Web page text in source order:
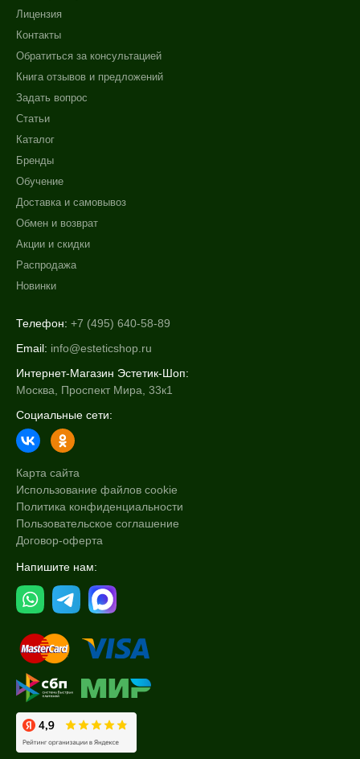
Лицензия
Контакты
Обратиться за консультацией
Книга отзывов и предложений
Задать вопрос
Статьи
Каталог
Бренды
Обучение
Доставка и самовывоз
Обмен и возврат
Акции и скидки
Распродажа
Новинки
Телефон: +7 (495) 640-58-89
Email: info@esteticshop.ru
Интернет-Магазин Эстетик-Шоп:
Москва, Проспект Мира, 33к1
Социальные сети:
Карта сайта
Использование файлов cookie
Политика конфиденциальности
Пользовательское соглашение
Договор-оферта
Напишите нам: